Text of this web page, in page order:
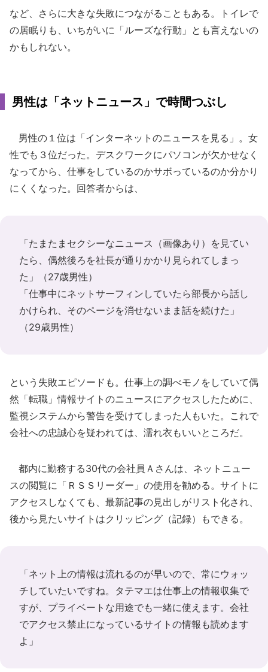
など、さらに大きな失敗につながることもある。トイレで
の居眠りも、いちがいに「ルーズな行動」とも言えないの
かもしれない。
男性は「ネットニュース」で時間つぶし
男性の１位は「インターネットのニュースを見る」。女
性でも３位だった。デスクワークにパソコンが欠かせなく
なってから、仕事をしているのかサボっているのか分かり
にくくなった。回答者からは、
「たまたまセクシーなニュース（画像あり）を見てい
たら、偶然後ろを社長が通りかかり見られてしまっ
た」（27歳男性）
「仕事中にネットサーフィンしていたら部長から話し
かけられ、そのページを消せないまま話を続けた」
（29歳男性）
という失敗エピソードも。仕事上の調べモノをしていて偶
然「転職」情報サイトのニュースにアクセスしたために、
監視システムから警告を受けてしまった人もいた。これで
会社への忠誠心を疑われては、濡れ衣もいいところだ。
都内に勤務する30代の会社員Ａさんは、ネットニュー
スの閲覧に「ＲＳＳリーダー」の使用を勧める。サイトに
アクセスしなくても、最新記事の見出しがリスト化され、
後から見たいサイトはクリッピング（記録）もできる。
「ネット上の情報は流れるのが早いので、常にウォッ
チしていたいですね。タテマエは仕事上の情報収集で
すが、プライベートな用途でも一緒に使えます。会社
でアクセス禁止になっているサイトの情報も読めます
よ」